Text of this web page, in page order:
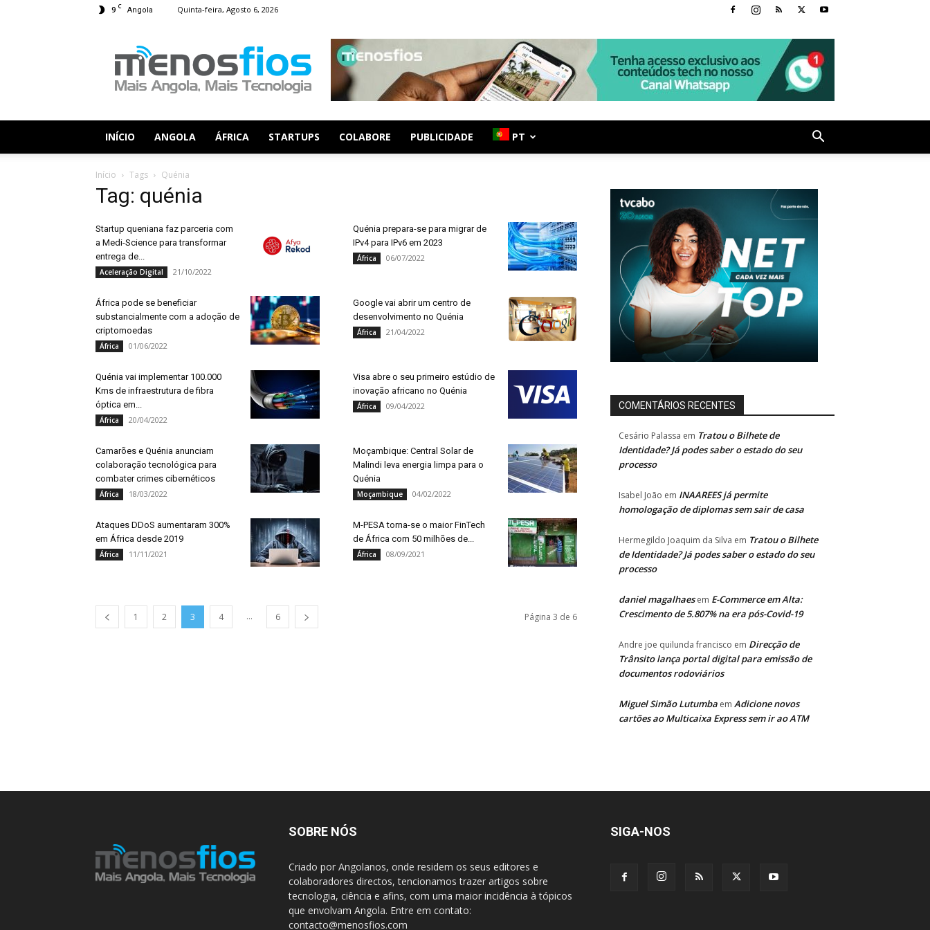
9 C Angola Quinta-feira, Agosto 6, 2026
Fios
INÍCIO ANGOLA ÁFRICA STARTUPS COLABORE PUBLICIDADE PT
Início Tags Quénia
Tag: quénia
Startup queniana faz parceria com
a Medi-Science para transformar
entrega de...
Aceleração Digital 21/10/2022
Quénia prepara-se para migrar de
IPv4 para IPv6 em 2023
África 06/07/2022
África pode se beneficiar
substancialmente com a adoção de
criptomoedas
África 01/06/2022
Google vai abrir um centro de
desenvolvimento no Quénia
África 21/04/2022
Quénia vai implementar 100.000
Kms de infraestrutura de fibra
óptica em...
África 20/04/2022
Visa abre o seu primeiro estúdio de
inovação africano no Quénia
África 09/04/2022
Camarões e Quénia anunciam
colaboração tecnológica para
combater crimes cibernéticos
África 18/03/2022
Moçambique: Central Solar de
Malindi leva energia limpa para o
Quénia
Moçambique 04/02/2022
Ataques DDoS aumentaram 300%
em África desde 2019
África 11/11/2021
M-PESA torna-se o maior FinTech
de África com 50 milhões de...
África 08/09/2021
1 2 3 4 ... 6 Página 3 de 6
COMENTÁRIOS RECENTES
Cesário Palassa em Tratou o Bilhete de
Identidade? Já podes saber o estado do seu
processo
Isabel João em INAAREES já permite
homologação de diplomas sem sair de casa
Hermegildo Joaquim da Silva em Tratou o Bilhete
de Identidade? Já podes saber o estado do seu
processo
daniel magalhaesem E-Commerce em Alta:
Crescimento de 5.807% na era pós-Covid-19
Andre joe quilunda francisco em Direcção de
Trânsito lança portal digital para emissão de
documentos rodoviários
Miguel Simão Lutumba em Adicione novos
cartões ao Multicaixa Express sem ir ao ATM
SOBRE NÓS
Criado por Angolanos, onde residem os seus editores e
colaboradores directos, tencionamos trazer artigos sobre
tecnologia, ciência e afins, com uma maior incidência à tópicos
que envolvam Angola. Entre em contato:
contacto@menosfios.com
SIGA-NOS